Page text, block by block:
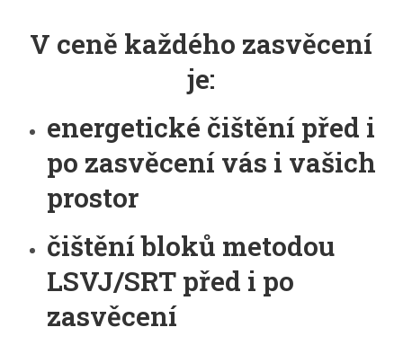
V ceně každého zasvěcení
je:
energetické čištění před i
po zasvěcení vás i vašich
prostor
čištění bloků metodou
LSVJ/SRT před i po
zasvěcení